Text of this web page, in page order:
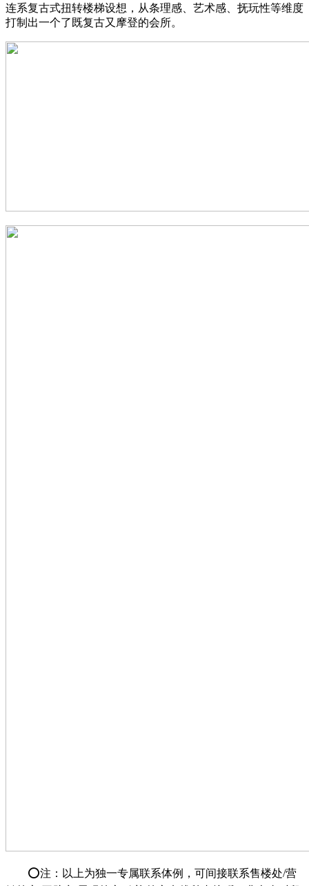
连系复古式扭转楼梯设想，从条理感、艺术感、抚玩性等维度
打制出一个了既复古又摩登的会所。
⭕注：以上为独一专属联系体例，可间接联系售楼处/营